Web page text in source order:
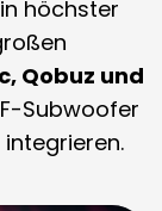
höchster
Qobuz und
Subwoofer
integrieren.